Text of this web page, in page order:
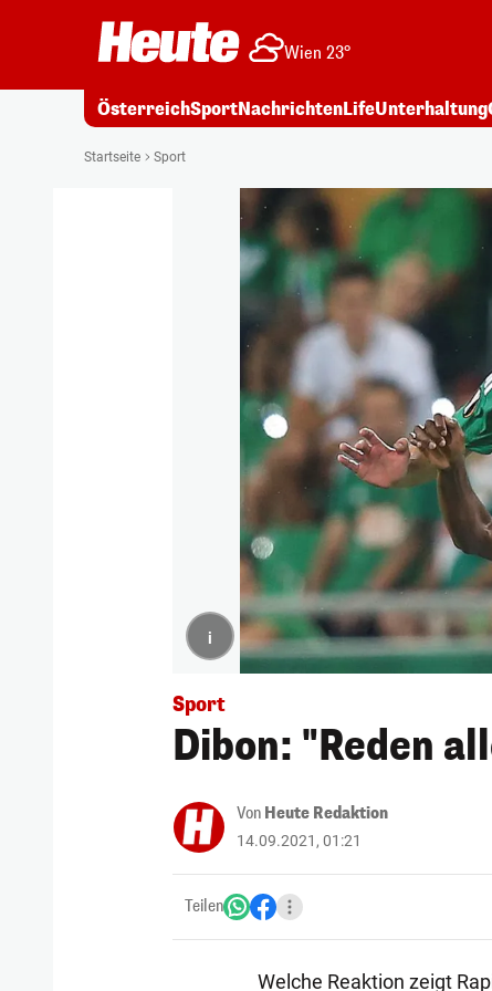
Wien 23°
ÖsterreichSportNachrichtenLifeUnterhaltung
Startseite Sport
i
Sport
Dibon: "Reden
Von Heute Redaktion
14.09.2021, 01:21
Teilen
Welche Reaktion zeigt